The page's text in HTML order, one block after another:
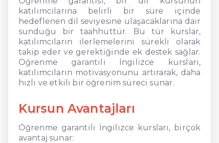
katılımcılarına belirli bir süre içinde
hedeflenen dil seviyesine ulaşacaklarına dair
sunduğu bir taahhüttür. Bu tür kurslar,
katılımcıların ilerlemelerini sürekli olarak
takip eder ve gerektiğinde ek destek sağlar.
Öğrenme garantili İngilizce kursları,
katılımcıların motivasyonunu artırarak, daha
hızlı ve etkili bir öğrenim süreci sunar.
Kursun Avantajları
Öğrenme garantili İngilizce kursları, birçok
avantaj sunar: